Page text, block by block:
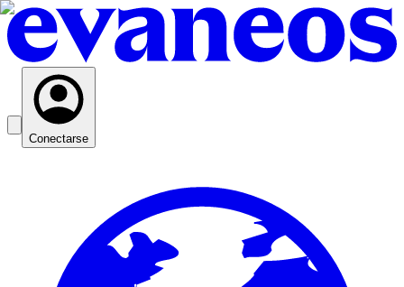
Conectarse